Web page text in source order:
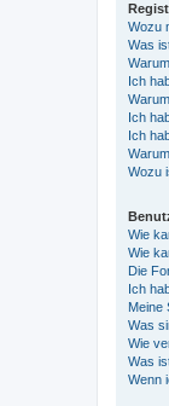
Wozu
Was
Ich
Ich
Ich
Wozu
Wie
Wie
Die
Ich
Meine
Was
Wie
Was
Wenn